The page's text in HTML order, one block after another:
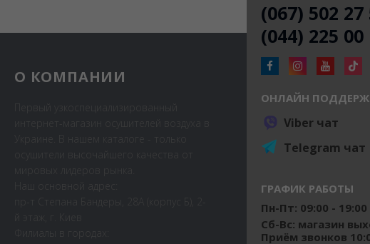
О КОМПАНИИ
(067) 502 27
(044) 225 00
ОНЛАЙН
Viber чат
Telegram чат
ГРАФИК РАБОТЫ
Пн-Пт: 09:00 - 19:00
Сб-Вс: магазин
Приём звонков